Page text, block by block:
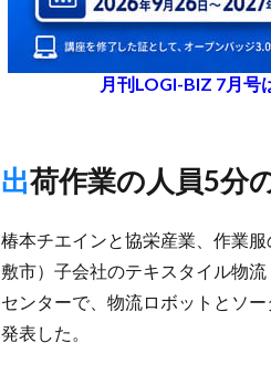
月刊LOGI-BIZ 7月号
出荷作業の人員5
椿本チエインと協栄産業、作業
敷市）子会社のテキスタイル物
センターで、物流ロボットとソ
発表した。